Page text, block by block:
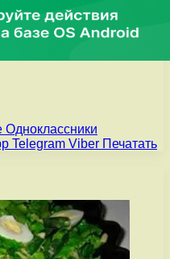
Одноклассники
Telegram Viber Печатать